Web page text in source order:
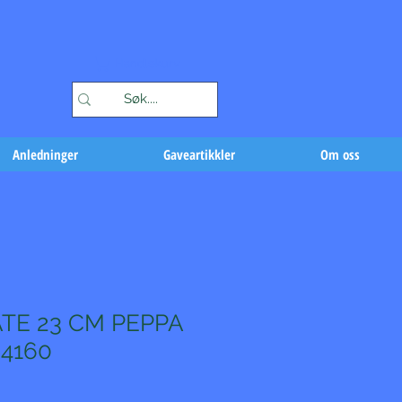
Anledninger Gaveartikkler Om oss
23 CM PEPPA